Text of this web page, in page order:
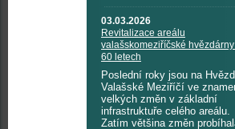
03.03.2026
Revitalizace areálu
valašskomeziříčské
60 letech
Poslední roky jsou na
Valašské Meziříčí ve
velkých změn v základní
infrastruktuře celého areálu.
Zatím většina změn